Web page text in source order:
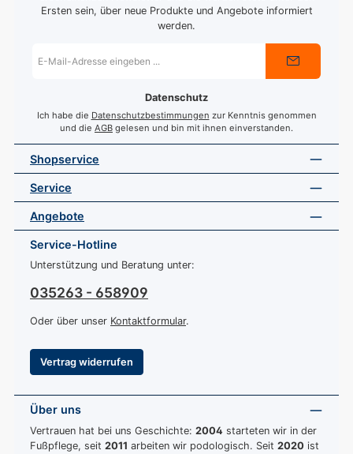
Ersten sein, über neue Produkte und Angebote informiert
werden.
Mail-
Datenschutz
Ich habe die Datenschutzbestimmungen zur Kenntnis genommen
und die AGB gelesen und bin mit ihnen einverstanden.
Shopservice
Service
Angebote
Service-Hotline
Unterstützung und Beratung unter:
035263 - 658909
Oder über unser Kontaktformular.
Vertrag widerrufen
Über uns
Vertrauen hat bei uns Geschichte: 2004 starteten wir in der
Fußpflege, seit 2011 arbeiten wir podologisch. Seit 2020 ist